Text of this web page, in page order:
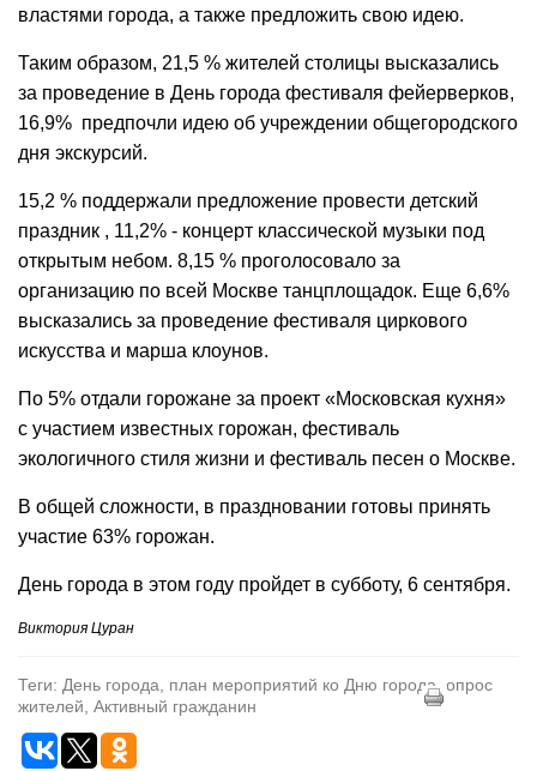
властями города, а также предложить свою идею.
Таким образом, 21,5 % жителей столицы высказались
за проведение в День города фестиваля фейерверков,
16,9% предпочли идею об учреждении общегородского
дня экскурсий.
15,2 % поддержали предложение провести детский
праздник , 11,2% - концерт классической музыки под
открытым небом. 8,15 % проголосовало за
организацию по всей Москве танцплощадок. Еще 6,6%
высказались за проведение фестиваля циркового
искусства и марша клоунов.
По 5% отдали горожане за проект «Московская кухня»
с участием известных горожан, фестиваль
экологичного стиля жизни и фестиваль песен о Москве.
В общей сложности, в праздновании готовы принять
участие 63% горожан.
День города в этом году пройдет в субботу, 6 сентября.
Виктория Цуран
Теги: День города, план мероприятий ко Дню города, опрос
жителей, Активный гражданин